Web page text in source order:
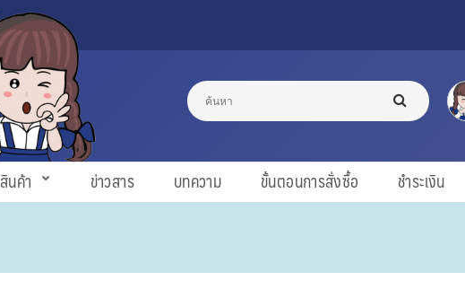
สินค้า ข่าวสาร บทความ ขั้นตอนการสั่งซื้อ ชำระเงิน